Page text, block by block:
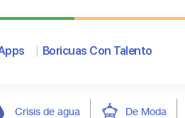
Boricuas Con Talento
Crisis de agua De Moda